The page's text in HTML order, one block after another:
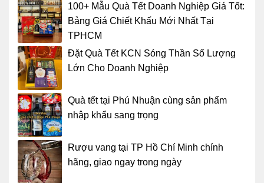
100+ Mẫu Quà Tết Doanh Nghiệp Giá Tốt:
Bảng Giá Chiết Khấu Mới Nhất Tại
TPHCM
Đặt Quà Tết KCN Sóng Thần Số Lượng
Lớn Cho Doanh Nghiệp
Quà tết tại Phú Nhuận cùng sản phẩm
nhập khẩu sang trọng
Rượu vang tại TP Hồ Chí Minh chính
hãng, giao ngay trong ngày